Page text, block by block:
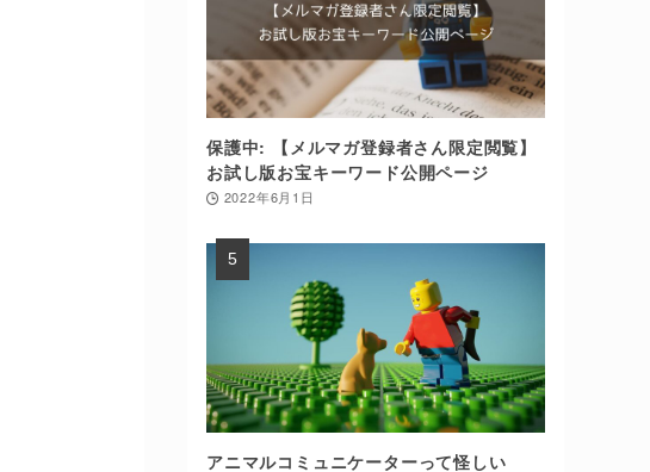
保護中: 【メルマガ登録者さん限定閲覧】
お試し版お宝キーワード公開ページ
2022年6月1日
アニマルコミュニケーターって怪しい